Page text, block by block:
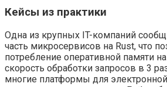
Кейсы из практики
Одна из крупных IT-компаний
часть микросервисов на Rust, что
потребление оперативной памяти
скорость обработки запросов в 3
многие платформы для